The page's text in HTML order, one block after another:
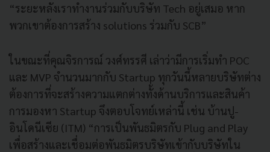
“ระยะหลังเราทำงานร่วมกับบริษัท Tech อยู่เสมอ หาก
พวกเขาต้องการสร้าง solutions ร่วมกับ SCB”
ในขณะที่คุณจิรการณ์ วงศ์ทรรศี เล่าว่ามีการเริ่มทำ POC
และ MVP จำนวนมากกับ Startup ทุกวันนี้หลายบริษัทต่าง
ต้องการที่จะสร้างความแตกต่างทั้งด้านบริการและสินค้า
การมองหา Startup จึงตอบโจทย์เหล่านี้ เช่น บ้านปู-
อินโดนีเซีย (ITM) “การเป็นพันธมิตรกับ Plug and Play
เพื่อสร้างและเชื่อมต่อพันธมิตรบริษัทเข้ากับบริษัทใน